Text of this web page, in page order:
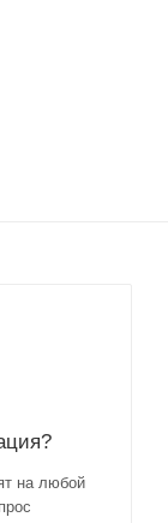
на любой